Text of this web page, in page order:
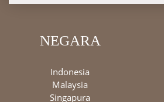
NEGARA
Indonesia
Malaysia
Singapura